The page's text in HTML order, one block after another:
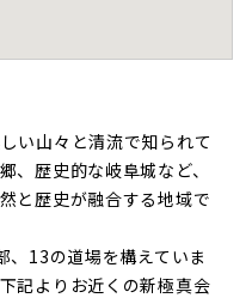
い山々と清流で知られて
、歴史的な岐阜城など、
と歴史が融合する地域で
、13の道場を構えていま
記よりお近くの新極真会